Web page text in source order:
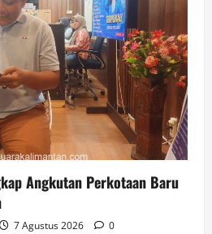
Angkutan Perkotaan Baru
7 Agustus 2026 0